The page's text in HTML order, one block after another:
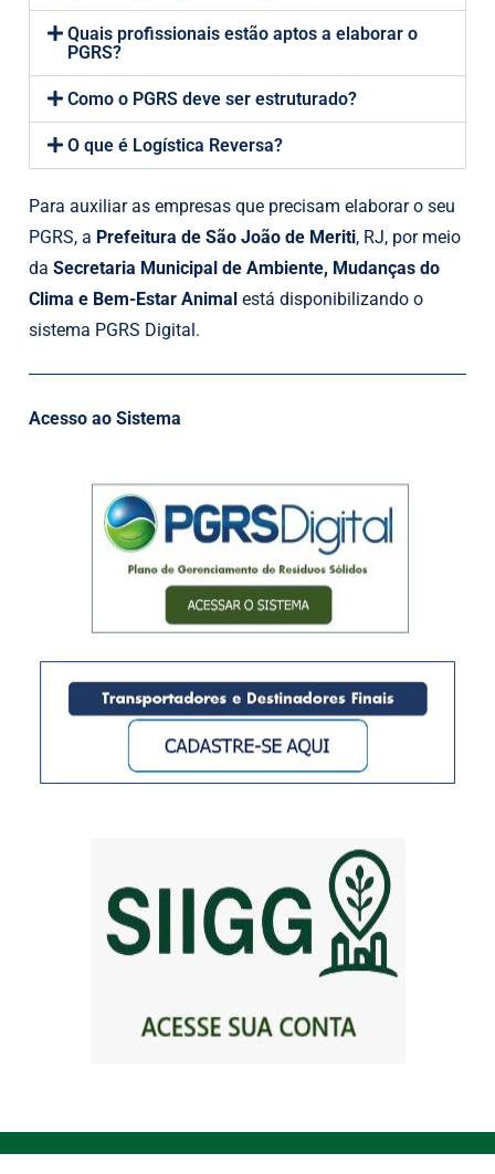
Quais profissionais estão aptos a elaborar o
PGRS?
Como o PGRS deve ser estruturado?
O que é Logística Reversa?
Para auxiliar as empresas que precisam elaborar o seu
PGRS, a Prefeitura de São João de Meriti, RJ, por meio
da Secretaria Municipal de Ambiente, Mudanças do
Clima e Bem-Estar Animal está disponibilizando o
sistema PGRS Digital.
Acesso ao Sistema